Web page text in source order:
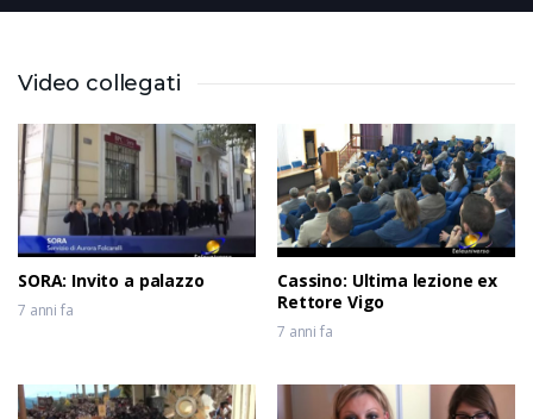
FROSINONE: Turismo in Ciociaria
6 anni fa
Video collegati
SORA: Invito a palazzo
7 anni fa
Cassino: Ultima lezione ex
Rettore Vigo
7 anni fa